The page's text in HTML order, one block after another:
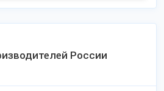
России